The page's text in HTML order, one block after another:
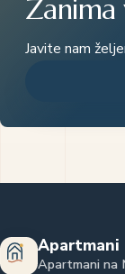
Zanima
Javite nam
Apartmani
Apartmani na